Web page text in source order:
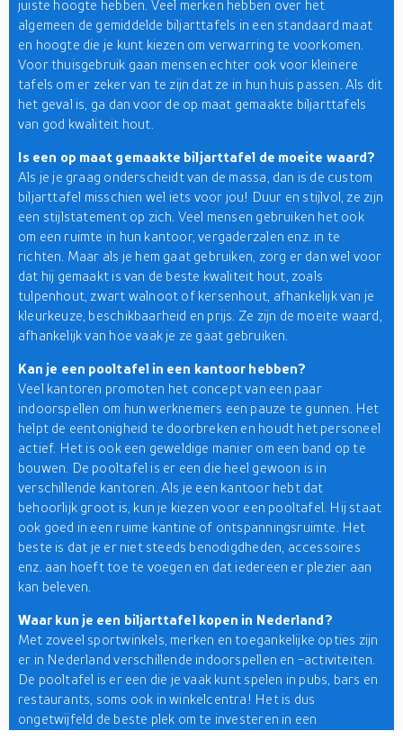
juiste hoogte hebben. Veel merken hebben over het
algemeen de gemiddelde biljarttafels in een standaard maat
en hoogte die je kunt kiezen om verwarring te voorkomen.
Voor thuisgebruik gaan mensen echter ook voor kleinere
tafels om er zeker van te zijn dat ze in hun huis passen. Als dit
het geval is, ga dan voor de op maat gemaakte biljarttafels
van god kwaliteit hout.
Is een op maat gemaakte biljarttafel de moeite waard?
Als je je graag onderscheidt van de massa, dan is de custom
biljarttafel misschien wel iets voor jou! Duur en stijlvol, ze zijn
een stijlstatement op zich. Veel mensen gebruiken het ook
om een ruimte in hun kantoor, vergaderzalen enz. in te
richten. Maar als je hem gaat gebruiken, zorg er dan wel voor
dat hij gemaakt is van de beste kwaliteit hout, zoals
tulpenhout, zwart walnoot of kersenhout, afhankelijk van je
kleurkeuze, beschikbaarheid en prijs. Ze zijn de moeite waard,
afhankelijk van hoe vaak je ze gaat gebruiken.
Kan je een pooltafel in een kantoor hebben?
Veel kantoren promoten het concept van een paar
indoorspellen om hun werknemers een pauze te gunnen. Het
helpt de eentonigheid te doorbreken en houdt het personeel
actief. Het is ook een geweldige manier om een band op te
bouwen. De pooltafel is er een die heel gewoon is in
verschillende kantoren. Als je een kantoor hebt dat
behoorlijk groot is, kun je kiezen voor een pooltafel. Hij staat
ook goed in een ruime kantine of ontspanningsruimte. Het
beste is dat je er niet steeds benodigdheden, accessoires
enz. aan hoeft toe te voegen en dat iedereen er plezier aan
kan beleven.
Waar kun je een biljarttafel kopen in Nederland?
Met zoveel sportwinkels, merken en toegankelijke opties zijn
er in Nederland verschillende indoorspellen en -activiteiten.
De pooltafel is er een die je vaak kunt spelen in pubs, bars en
restaurants, soms ook in winkelcentra! Het is dus
ongetwijfeld de beste plek om te investeren in een